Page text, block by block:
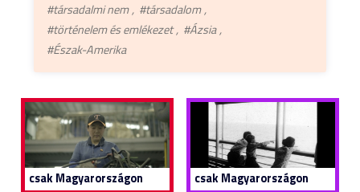
#társadalmi nem
#társadalom
#történelem és emlékezet
#Ázsia
#Észak-Amerika
csak Magyarországon csak Magyarországon